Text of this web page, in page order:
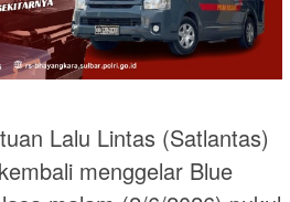
Lalu Lintas (Satlantas)
menggelar Blue